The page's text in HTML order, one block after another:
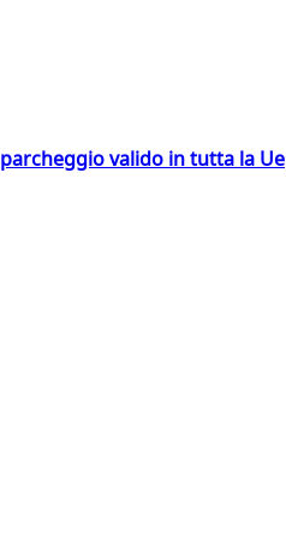
valido in tutta la Ue